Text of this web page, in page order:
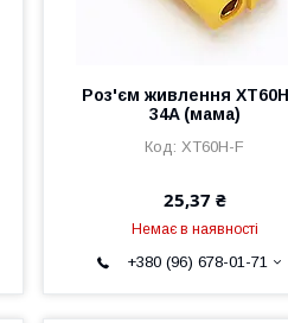
Роз'єм живлення
34A (мама)
XT60H-F
25,37 ₴
Немає в наявності
+380 (96) 678-01-71